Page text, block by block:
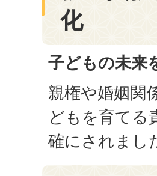
化
子どもの未来
親権や婚姻関
どもを育てる
確にされまし